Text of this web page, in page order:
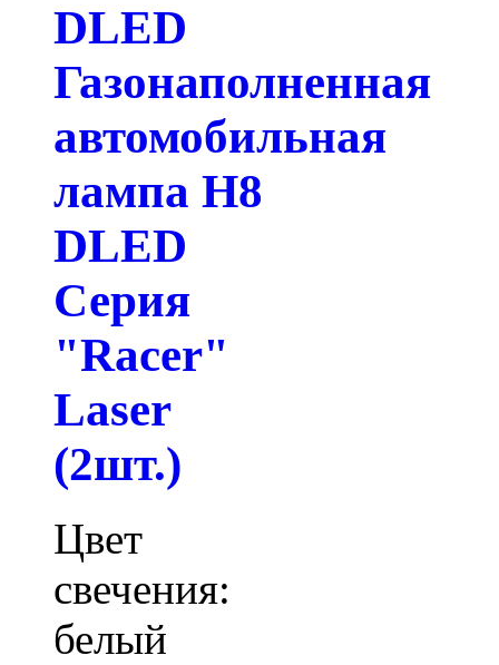
DLED
Газонаполненная
автомобильная
лампа H8
DLED
Серия
"Racer"
Laser
(2шт.)
Цвет
свечения:
белый